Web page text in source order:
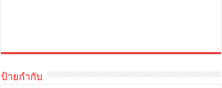
ป้ายกำกับ